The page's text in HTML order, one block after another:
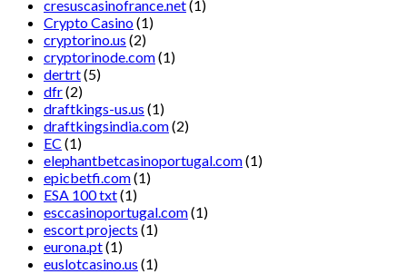
cresuscasinofrance.net(1)
Crypto Casino(1)
cryptorino.us (2)
cryptorinode.com(1)
dertrt(5)
dfr(2)
draftkings-us.us (1)
draftkingsindia.com(2)
EC (1)
elephantbetcasinoportugal.com(1)
epicbetfi.com(1)
ESA 100 txt(1)
esccasinoportugal.com(1)
escort projects (1)
eurona.pt(1)
euslotcasino.us (1)